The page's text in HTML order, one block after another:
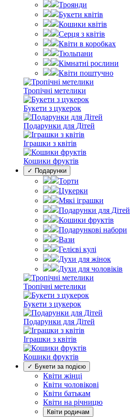
Троянди
Букети квітів
Кошики квітів
Серця з квітів
Квіти в коробках
Тюльпани
Кімнатні рослини
Квіти поштучно
Тропічні метелики
Букети з цукерок
Подарунки для Дітей
Іграшки з квітів
Кошики фруктів
✓ Подарунки
Торти
Цукерки
Мякі іграшки
Подарунки для Дітей
Кошики фруктів
Подарункові набори
Вази
Гелієві кулі
Духи для жінок
Духи для чоловіків
Тропічні метелики
Букети з цукерок
Подарунки для Дітей
Іграшки з квітів
Кошики фруктів
✓ Букети за подією
Квіти жінці
Квіти чоловікові
Квіти батькам
Квіти на річницю
Квіти родичам